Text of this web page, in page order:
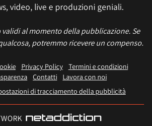
video, live e produzioni geniali.
validi al momento della pubblicazione. Se
potremmo ricevere un compenso.
Privacy Policy
Termini e condizioni
Contatti
Lavora con noi
di tracciamento della pubblicità